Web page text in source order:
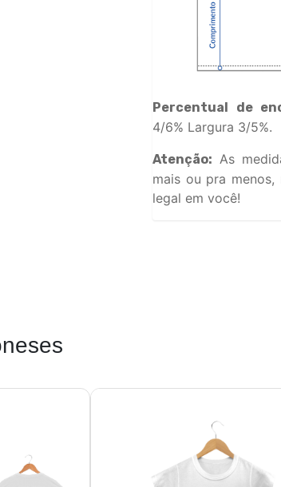
Percentual de
4/6% Largura 3/5%.
Atenção: As
mais ou pra
legal em você!